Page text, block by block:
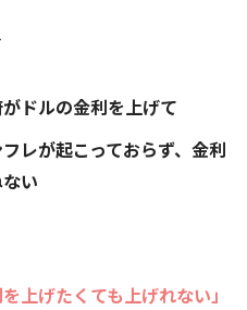
ドルの金利を上げて
レが起こっておらず、金利
い
を上げたくても上げれない」